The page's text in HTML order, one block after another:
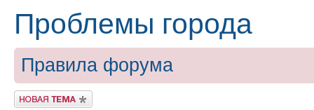
Проблемы города
Правила форума
Новая тема